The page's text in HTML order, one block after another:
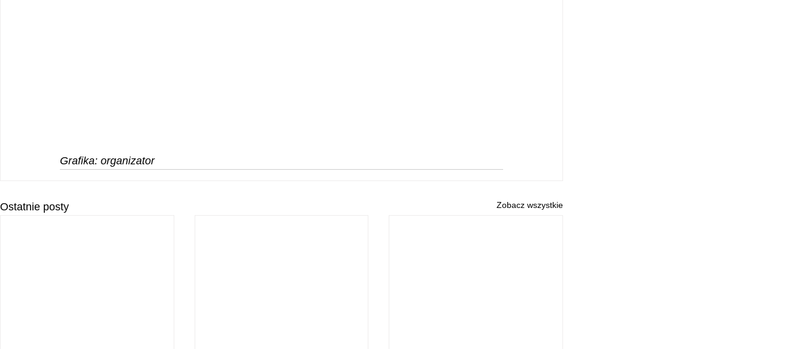
Grafika: organizator
Ostatnie posty Zobacz wszystkie